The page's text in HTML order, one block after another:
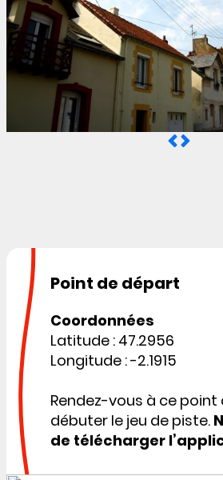
Point de départ
Coordonnées
Latitude : 47.2956
Longitude : -2.1915
Rendez-vous à ce
débuter le jeu de piste.
de télécharger